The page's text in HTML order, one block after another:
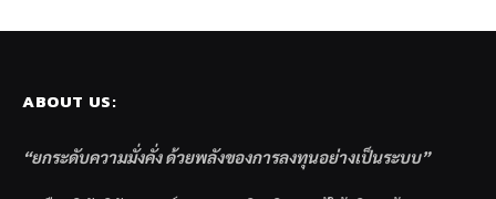
ABOUT US:
“ยกระดับความมั่งคั่ง ด้วยพลังของการลงทุนอย่างเป็นระบบ”